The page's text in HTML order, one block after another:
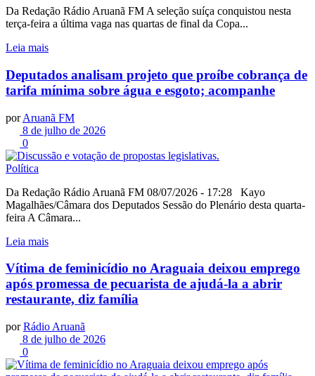
Da Redação Rádio Aruanã FM A seleção suíça conquistou nesta
terça-feira a última vaga nas quartas de final da Copa...
Leia mais
Deputados analisam projeto que proíbe cobrança de
tarifa mínima sobre água e esgoto; acompanhe
por Aruanã FM
8 de julho de 2026
0
Política
Da Redação Rádio Aruanã FM 08/07/2026 - 17:28 Kayo
Magalhães/Câmara dos Deputados Sessão do Plenário desta quarta-
feira A Câmara...
Leia mais
Vítima de feminicídio no Araguaia deixou emprego
após promessa de pecuarista de ajudá-la a abrir
restaurante, diz família
por Rádio Aruanã
8 de julho de 2026
0